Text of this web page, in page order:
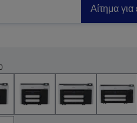
Αίτημα